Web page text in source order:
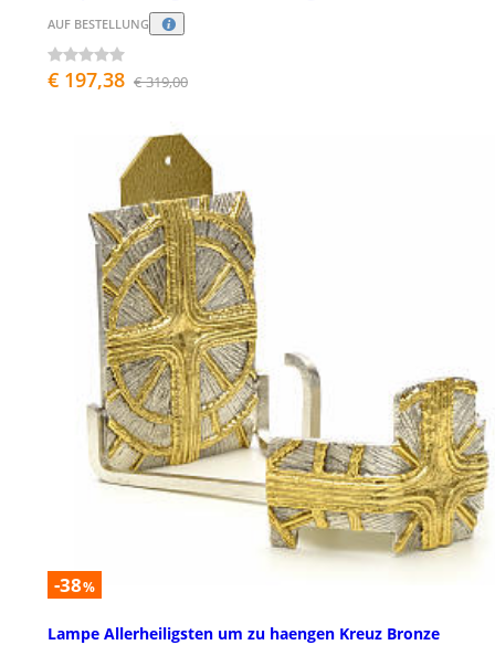
AUF BESTELLUNG
€ 197,38 € 319,00
-38%
Lampe Allerheiligsten um zu haengen Kreuz Bronze